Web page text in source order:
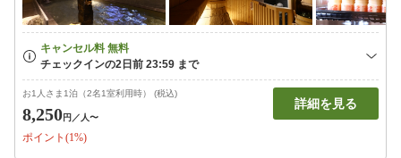
お1人さま1泊（2名1室利用時） (税込)
8,250円 ／人〜
ポイント(1%)
詳細を見る